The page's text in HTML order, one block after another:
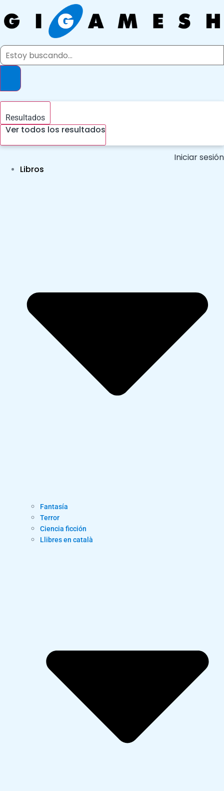
al
contenido
Search
Resultados
Ver todos los resultados
Iniciar sesión
Libros
Fantasía
Terror
Ciencia ficción
Llibres en català